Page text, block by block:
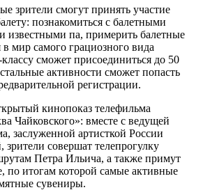
зрители смогут принять участие
познакомиться с балетными
известными па, примерить балетные
в мир самого грациозного вида
сможет присоединиться до 50
активности сможет попасть
регистрации.
кинопоказ телефильма
Чайковского»: вместе с ведущей
заслуженной артисткой России
совершат телепрогулку
Петра Ильича, а также примут
по итогам которой самые активные
сувениры.